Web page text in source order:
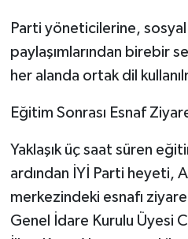
Parti yöneticilerine,
paylaşımlarından birebir
her alanda ortak dil
Eğitim Sonrası Esnaf
Yaklaşık üç saat süren
ardından İYİ Parti heyeti,
merkezindeki esnafı
Genel İdare Kurulu Üyesi